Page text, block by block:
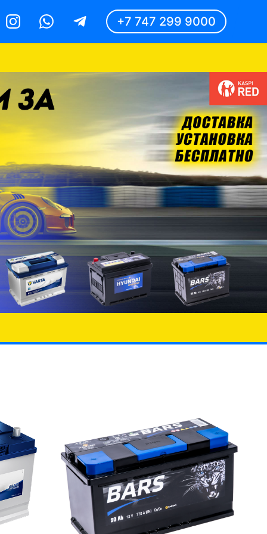
InstagramWhatsappTelegram +7 747 299 9000